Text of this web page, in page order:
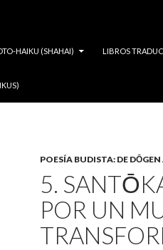
HAIKU (SHAHAI) LIBROS
POESÍA BUDISTA: DE
5.
POR UN